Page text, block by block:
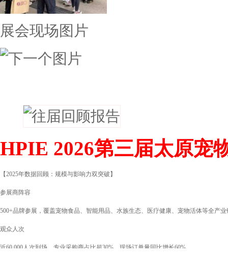
展会现场图片
HPIE 2026第三届太原宠
【2025年数据回顾：规模与影响力双突破】
参展商阵容
500+品牌参展，覆盖宠物食品、智能用品、水族生态、医疗健康、宠物活体等全产
观众人次
近60,000人次到场，专业采购商占比超30%，现场订单量同比增长60%。